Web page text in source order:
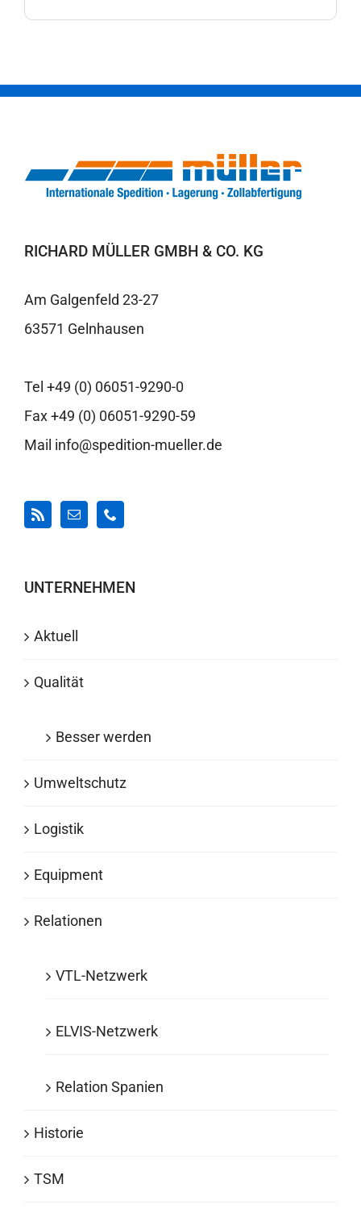
RICHARD MÜLLER GMBH & CO. KG
Am Galgenfeld 23-27
63571 Gelnhausen
Tel +49 (0) 06051-9290-0
Fax +49 (0) 06051-9290-59
Mail info@spedition-mueller.de
UNTERNEHMEN
Aktuell
Qualität
Besser werden
Umweltschutz
Logistik
Equipment
Relationen
VTL-Netzwerk
ELVIS-Netzwerk
Relation Spanien
Historie
TSM